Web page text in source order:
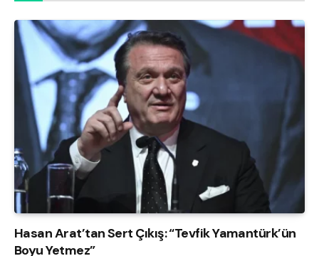
Hasan Arat’tan Sert Çıkış: “Tevfik Yamantürk’ün
Boyu Yetmez”